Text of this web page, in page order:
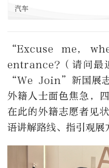
汽车
“Excuse me,
entrance? （请问
“We Join” 新国展
外籍人士面色焦急，
在此的外籍志愿者见
语讲解路线、指引观展